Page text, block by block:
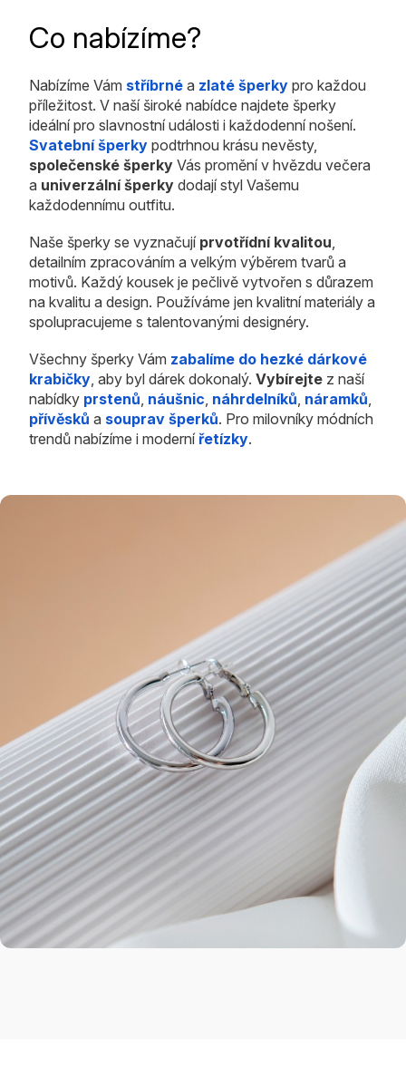
Co nabízíme?
Nabízíme Vám stříbrné a zlaté šperky pro každou
příležitost. V naší široké nabídce najdete šperky
ideální pro slavnostní události i každodenní nošení.
Svatební šperky podtrhnou krásu nevěsty,
společenské šperky Vás promění v hvězdu večera
a univerzální šperky dodají styl Vašemu
každodennímu outfitu.
Naše šperky se vyznačují prvotřídní kvalitou,
detailním zpracováním a velkým výběrem tvarů a
motivů. Každý kousek je pečlivě vytvořen s důrazem
na kvalitu a design. Používáme jen kvalitní materiály a
spolupracujeme s talentovanými designéry.
Všechny šperky Vám zabalíme do hezké dárkové
krabičky, aby byl dárek dokonalý. Vybírejte z naší
nabídky prstenů, náušnic, náhrdelníků, náramků,
přívěsků a souprav šperků. Pro milovníky módních
trendů nabízíme i modernířetízky.